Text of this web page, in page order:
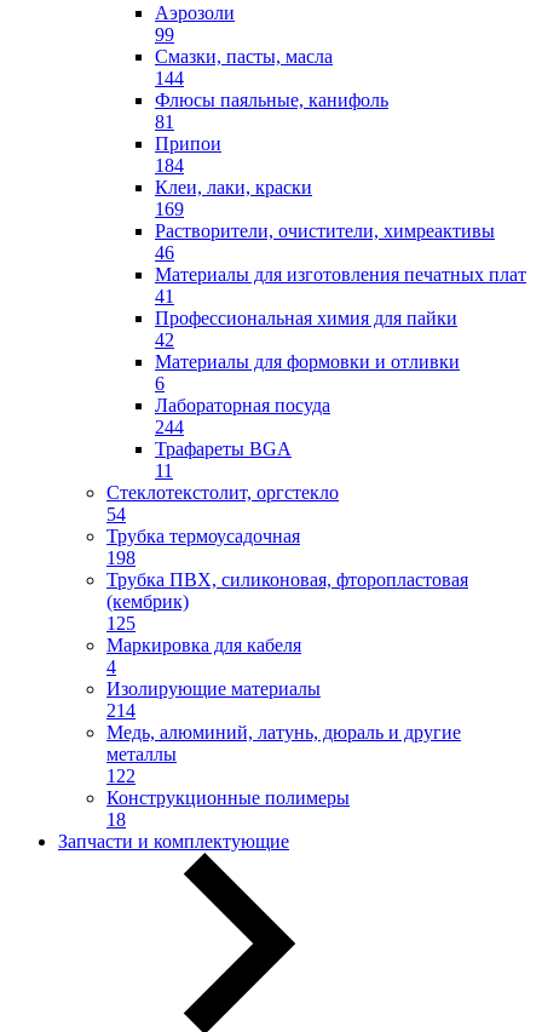
Аэрозоли
99
Смазки, пасты, масла
144
Флюсы паяльные, канифоль
81
Припои
184
Клеи, лаки, краски
169
Растворители, очистители, химреактивы
46
Материалы для изготовления печатных плат
41
Профессиональная химия для пайки
42
Материалы для формовки и отливки
6
Лабораторная посуда
244
Трафареты BGA
11
Стеклотекстолит, оргстекло
54
Трубка термоусадочная
198
Трубка ПВХ, силиконовая, фторопластовая
(кембрик)
125
Маркировка для кабеля
4
Изолирующие материалы
214
Медь, алюминий, латунь, дюраль и другие
металлы
122
Конструкционные полимеры
18
Запчасти и комплектующие